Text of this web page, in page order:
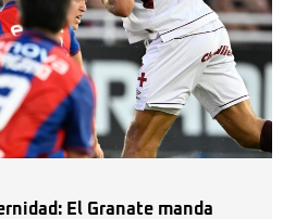
El Granate manda